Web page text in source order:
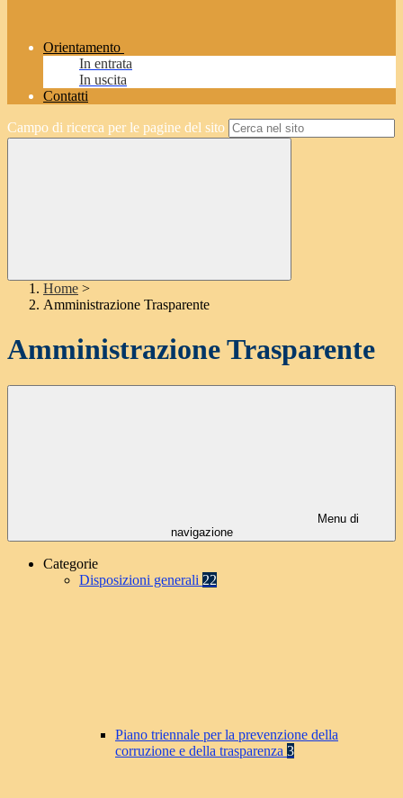
Orientamento
In entrata
In uscita
Contatti
Campo di ricerca per le pagine del sito
Home >
Amministrazione Trasparente
Amministrazione Trasparente
Menu di
navigazione
Categorie
Disposizioni generali 22
Piano triennale per la prevenzione della
corruzione e della trasparenza 3